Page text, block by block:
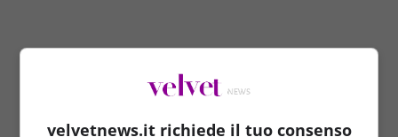
velvetnews.it richiede il tuo consenso